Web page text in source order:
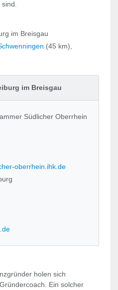
im Breisgau
(45 km),
im Breisgau
Südlicher Oberrhein
oberrhein.ihk.de
holen sich
Ein solcher